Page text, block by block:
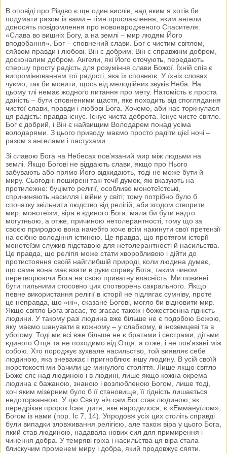
В оповіді про Різдво є ще один вислів, над яким я хотів би
подумати разом із вами – гімн прославлення, яким ангели
доносять повідомлення про новонародженого Спасителя:
«Слава во вишніх Богу, а на землі – мир людям Його
вподобання». Бог – сповнений слави. Бог є чистим світлом,
сяйвом правди і любові. Він є добрим. Він є справжнім добром,
досконалим добром. Ангели, які Його оточують, передають
спершу просту радість для розуміння слави Божої. Їхній спів є
випромінюванням тої радості, яка їх сповнює. У їхніх словах
чуємо, так би мовити, щось від мелодійних звуків Неба. На
цьому тлі немає жодного питання про мету. Натомість є проста
даність – бути сповненими щастя, яке походить від споглядання
чистої слави, правди і любові Бога. Хочемо, аби нас торкнулася
ця радість: правда існує. Існує чиста доброта. Існує чисте світло.
Бог є добрий, і Він є найвищим Володарем понад усіма
володарями. З цього приводу маємо просто радіти цієї ночі –
разом з ангелами і пастухами.
Зі славою Бога на Небесах пов'язаний мир між людьми на
землі. Якщо Богові не віддають слави, якщо про Нього
забувають або прямо Його відкидають, тоді не може бути й
миру. Сьогодні поширені такі течії думок, які вказують на
протилежне: буцімто релігії, особливо монотеїстські,
спричиняють насилля і війни у світі; тому потрібно було б
спочатку звільнити людство від релігій, аби згодом створити
мир; монотеїзм, віра в єдиного Бога, мала би бути надто
могутньою, а отже, причиною нетолерантності, тому що за
своєю природою вона начебто хоче всім накинути свої претензії
на осібне володіння істиною. Це правда, що протягом історії
монотеїзм служив підставою для нетолерантності й насильства.
Це правда, що релігія може стати хворобливою і дійти до
протистояння своїй найглибшій природі, коли людина думає,
що саме вона має взяти в руки справу Бога, таким чином
перетворюючи Бога на свою приватну власність. Ми повинні
бути пильними стосовно цих спотворень сакрального. Якщо
певне використання релігії в історії не підлягає сумніву, проте
це неправда, що «ні», сказане Богові, могло би відновити мир.
Якщо світло Бога згасає, то згасає також і божественна гідність
людини. У такому разі людина вже більше не є подобою Божою,
яку маємо шанувати в кожному – у слабкому, в іноземцеві та в
убогому. Тоді ми всі вже більше не є братами і сестрами, дітьми
єдиного Отця та не походимо від Отця, а отже, і не пов'язані між
собою. Хто породжує зухвале насильство, той виявляє себе
людиною, яка зневажає і пригноблює іншу людину. В усій своїй
жорстокості ми бачили це минулого століття. Лише якщо світло
Боже сяє над людиною і в людині, лише якщо кожна окрема
людина є бажаною, знаною і возлюбленою Богом, лише тоді,
хоч яким мізерним було б її становище, її гідність лишається
недоторканною. У цю Святу ніч сам Бог став людиною, як
передрікав пророк Ісая: дитя, яке народилося, є «Еммануїлом»,
Богом із нами (пор. Іс 7, 14). Упродовж усіх цих століть справді
були випадки зловживання релігією, але також віра у цього Бога,
який став людиною, надавала нових сил для примирення і
чинення добра. У темряві гріха і насильства ця віра стала
блискучим променем миру і добра, який продовжує сяяти.